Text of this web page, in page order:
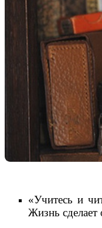
«Учитесь и
Жизнь сделает